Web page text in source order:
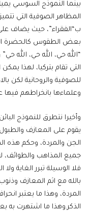
بينما النموذج السوسي
المظاهر الصوفية التي
ب“الفقراء”، حيث يضاف على
بعض الطقوس كالحضرة
“الله حي، الله حي، الله
التي تقام بتركيا، لهذا
للصوفية والروحانية لكن
وعلماءها بانخراطهم فيها
وأخيرا نتطرق للنموذج
يقوم على المعازف
الجن والمردة، وحكم هذه
جميع المذاهب والطوائف،
فلا الوسيلة تبرر الغاية
بالله مع اثم المعازف
المردة، وهذا ما يعتبر
الذكر.وهذا ما اشتهرت به